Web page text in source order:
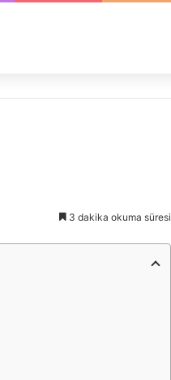
3 dakika okuma süresi